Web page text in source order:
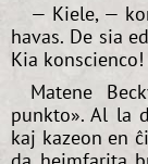
— Kiele, —
havas. De sia
Kia konscienco!
Matene
punkto». Al la
kaj kazeon en